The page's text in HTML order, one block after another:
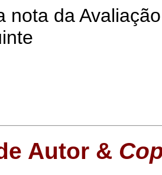
nota da
Autor &